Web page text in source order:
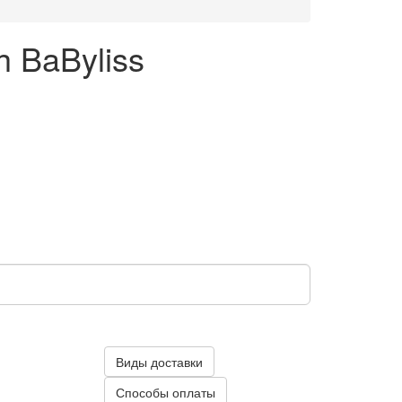
BaByliss
Виды доставки
Способы оплаты